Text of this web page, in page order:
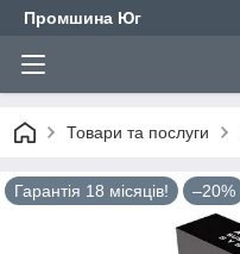
Промшина Юг
Товари та послуги
Гарантія 18 місяців! –20%